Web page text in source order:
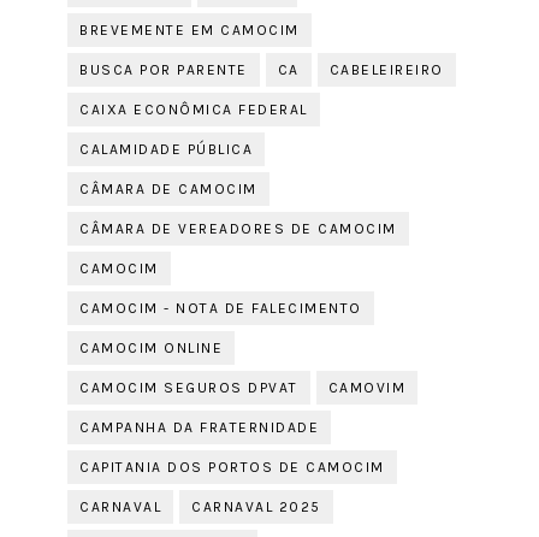
BREVEMENTE EM CAMOCIM
BUSCA POR PARENTE CA CABELEIREIRO
CAIXA ECONÔMICA FEDERAL
CALAMIDADE PÚBLICA
CÂMARA DE CAMOCIM
CÂMARA DE VEREADORES DE CAMOCIM
CAMOCIM
CAMOCIM - NOTA DE FALECIMENTO
CAMOCIM ONLINE
CAMOCIM SEGUROS DPVAT CAMOVIM
CAMPANHA DA FRATERNIDADE
CAPITANIA DOS PORTOS DE CAMOCIM
CARNAVAL CARNAVAL 2025